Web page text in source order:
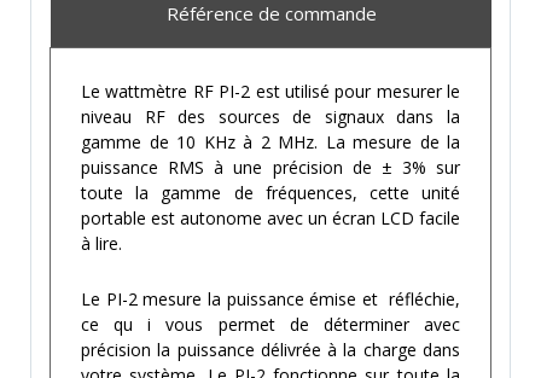
Référence de commande
Le wattmètre RF PI-2 est utilisé pour mesurer le
niveau RF des sources de signaux dans la
gamme de 10 KHz à 2 MHz. La mesure de la
puissance RMS à une précision de ± 3% sur
toute la gamme de fréquences, cette unité
portable est autonome avec un écran LCD facile
à lire.
Le PI-2 mesure la puissance émise et réfléchie,
ce qu i vous permet de déterminer avec
précision la puissance délivrée à la charge dans